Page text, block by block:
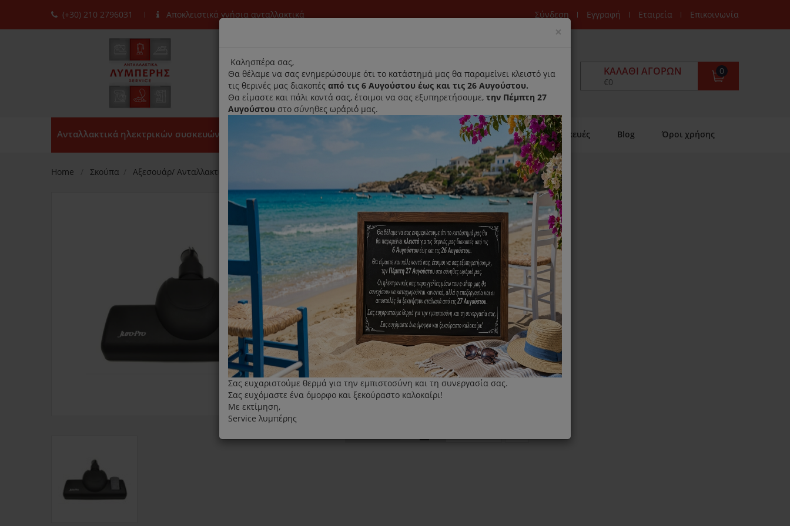
(+30) 210 2796031 Αποκλειστικά γνήσια ανταλλακτικά Σύνδεση Εγγραφή Εταιρεία Επικοινωνία
ΚΑΛΆΘΙ ΑΓΟΡΏΝ
0
€0
Ανταλλακτικά ηλεκτρικών συσκευών Αρχική Παραλαβή- Παράδοση Κατ'οικον Επισκευές Blog Όροι χρήσης
Home Σκούπα Αξεσουάρ/ Ανταλλακτικά
Πέλμα Δαπέδου Juro Pro Typhoon
Κωδικός : 123-040
Διαθεσιμότητα :
Παράδοση Σε 1-3 Ημέρες (Διαθέσιμο)
Πέλμα δαπέδου Juro Pro Typhoon
Κατάλληλο για:
Typhoon
15.00€
× Close
title
Καλησπέρα σας,
Θα θέλαμε να σας ενημερώσουμε ότι το κατάστημά μας θα παραμείνει κλειστό για
τις θερινές μας διακοπές από τις 6 Αυγούστου έως και τις 26 Αυγούστου.
Θα είμαστε και πάλι κοντά σας, έτοιμοι να σας εξυπηρετήσουμε, την Πέμπτη 27
Αυγούστου στο σύνηθες ωράριό μας.
Σας ευχαριστούμε θερμά για την εμπιστοσύνη και τη συνεργασία σας.
Σας ευχόμαστε ένα όμορφο και ξεκούραστο καλοκαίρι!
Με εκτίμηση,
Service λυμπέρης